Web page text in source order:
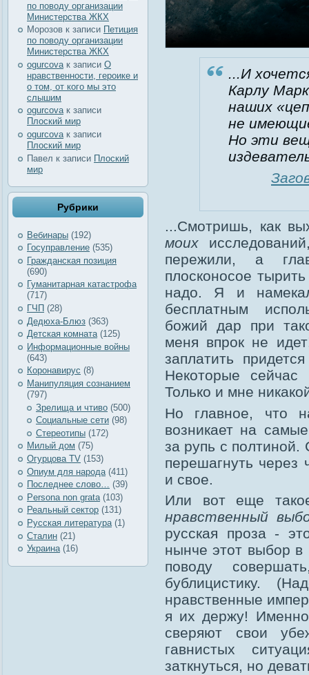
по поводу организации
Министерства ЖКХ
Морозов к записи Петиция
по поводу организации
Министерства ЖКХ
ogurcova к записи О
нравственности, героике и
о том, от кого мы это
слышим
ogurcovaк записи
Плоский мир
ogurcova к записи
Плоский мир
Павел к записи Плоский
мир
Рубрики
Вебинары (192)
Госуправление (535)
Гражданская позиция
(690)
Гуманитарная катастрофа
(717)
ГЧП (28)
Дедюха-Блюз (363)
Детская комната(125)
Информационные войны
(643)
Коронавирус (8)
Манипуляция сознанием
(797)
Зрелища и чтиво (500)
Социальные сети (98)
Стереотипы (172)
Милый дом (75)
Огурцова TV (153)
Опиум для народа (411)
Последнее слово… (39)
Рersona non grata (103)
Реальный сектор (131)
Русская литература (1)
Сталин (21)
Украина(16)
...И
Карлу
наших
не
Но эти
...Смотришь, как
моих
пережили, а
плосконосое
надо. Я и
бесплатным
божий дар при
меня впрок не
заплатить
Некоторые сейчас
Только и мне
Но главное, что
возникает на
за рупь с
перешагнуть через
и свое.
Или вот еще
нравственный
русская проза -
нынче этот выбор в
поводу
бублицистику.
нравственные
я их держу! Именно
сверяют свои
гавнистых
заткнуться, но